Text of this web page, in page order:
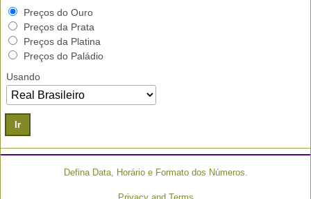
Preços do Ouro
Preços da Prata
Preços da Platina
Preços do Paládio
Usando
Ir
Defina Data, Horário e Formato dos Números.
Privacy and Terms